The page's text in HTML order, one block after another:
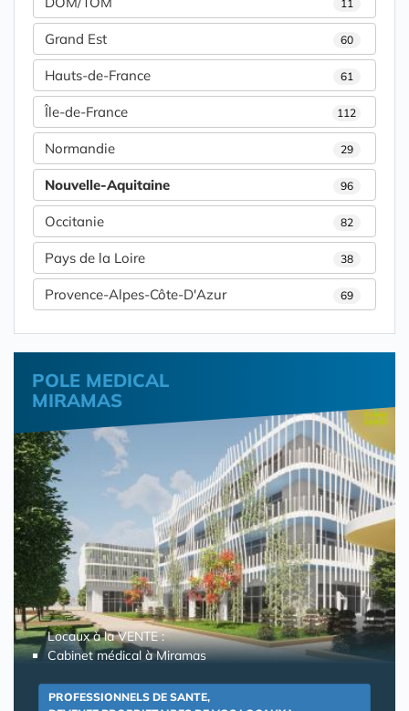
11
Grand Est 60
Hauts-de-France 61
Île-de-France 112
Normandie 29
Nouvelle-Aquitaine 96
Occitanie 82
Pays de la Loire 38
Provence-Alpes-Côte-D'Azur 69
POLE MEDICAL
MIRAMAS
Locaux à la VENTE :
Cabinet médical à Miramas
PROFESSIONNELS DE SANTE,